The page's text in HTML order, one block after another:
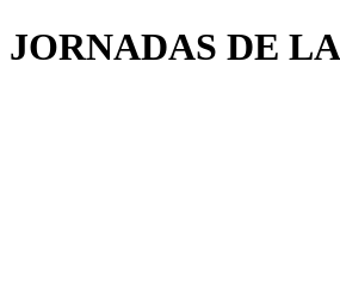
JORNADAS DE